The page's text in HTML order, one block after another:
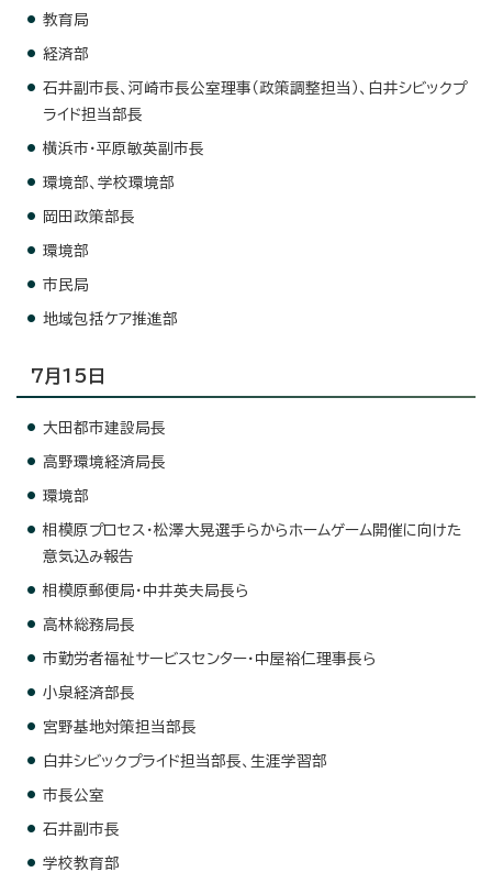
教育局
経済部
石井副市長、河崎市長公室理事（政策調整担当）、白井シビックプ
ライド担当部長
横浜市・平原敏英副市長
環境部、学校環境部
岡田政策部長
環境部
市民局
地域包括ケア推進部
7月15日
大田都市建設局長
高野環境経済局長
環境部
相模原プロセス・松澤大晃選手らからホームゲーム開催に向けた
意気込み報告
相模原郵便局・中井英夫局長ら
高林総務局長
市勤労者福祉サービスセンター・中屋裕仁理事長ら
小泉経済部長
宮野基地対策担当部長
白井シビックプライド担当部長、生涯学習部
市長公室
石井副市長
学校教育部